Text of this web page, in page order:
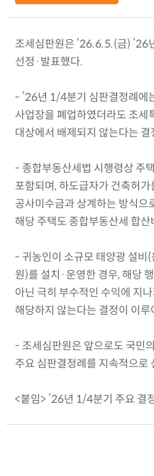
조세심판원은 ’26.6.5.(금)
선정·발표했다.
- ’26년 1/4분기 심판결정례에
사업장을 폐업하였더라도 조세
대상에서 배제되지 않는다는 결
- 종합부동산세법 시행령상 주
포함되며, 하도급자가 건축허
공사미수금과 상계하는 방식으
해당 주택도 종합부동산세 합산
- 귀농인이 소규모 태양광 설
원)를 설치·운영한 경우, 해당
아닌 극히 부수적인 수익에 지
해당하지 않는다는 결정이 이루
- 조세심판원은 앞으로도 국민
주요 심판결정례를 지속적으로
<붙임> ’26년 1/4분기 주요 결